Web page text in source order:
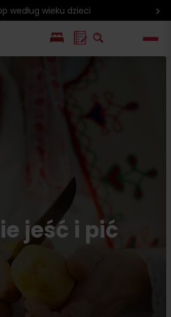
z kartą Liptov Region Card
jeść i pić